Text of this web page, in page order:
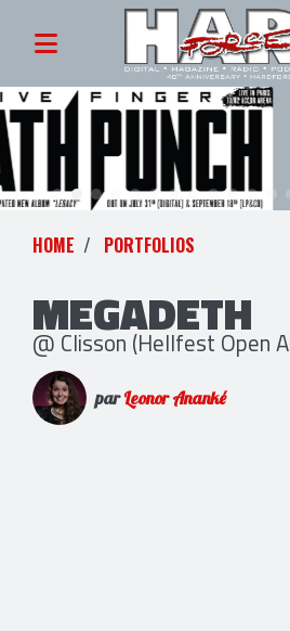
HOME PORTFOLIOS
MEGADETH
@ Clisson (Hellfest Open
parLeonor Ananké